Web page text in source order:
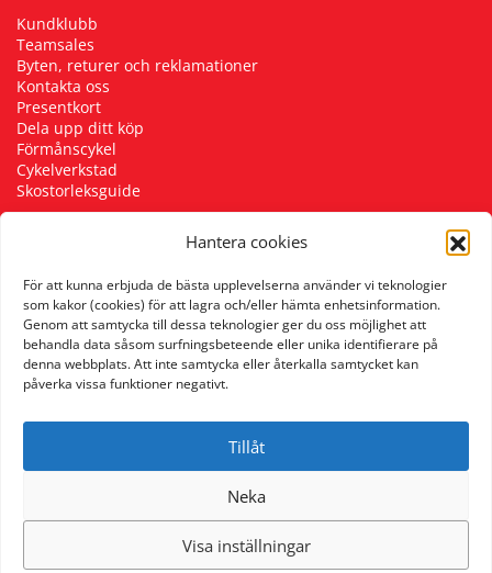
Hantera cookies
För att kunna erbjuda de bästa upplevelserna använder vi teknologier
som kakor (cookies) för att lagra och/eller hämta enhetsinformation.
Genom att samtycka till dessa teknologier ger du oss möjlighet att
behandla data såsom surfningsbeteende eller unika identifierare på
denna webbplats. Att inte samtycka eller återkalla samtycket kan
påverka vissa funktioner negativt.
Tillåt
Neka
Visa inställningar
Kundklubb
Teamsales
Byten, returer och reklamationer
Kontakta oss
Presentkort
Dela upp ditt köp
Förmånscykel
Cykelverkstad
Skostorleksguide
Följ oss